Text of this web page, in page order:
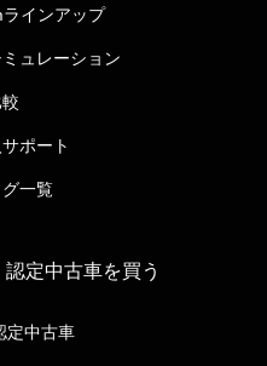
インアップ
ュレーション
ポート
一覧
定中古車を買う
定中古車